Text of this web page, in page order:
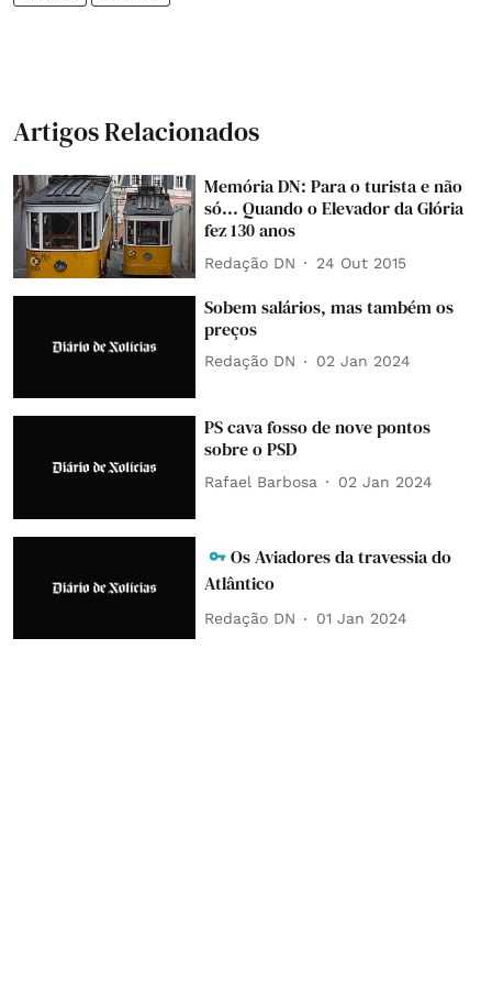
Artigos Relacionados
Memória DN: Para o turista e não
só... Quando o Elevador da Glória
fez 130 anos
Redação DN 24 Out 2015
Sobem salários, mas também os
preços
Redação DN 02 Jan 2024
PS cava fosso de nove pontos
sobre o PSD
Rafael Barbosa 02 Jan 2024
Os Aviadores da travessia do
Atlântico
Redação DN 01 Jan 2024